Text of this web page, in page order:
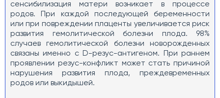
сенсибилизация матери возникает в процессе
родов. При каждой последующей беременности
или при повреждении плаценты увеличивается риск
развития гемолитической болезни плода. 98%
случаев гемолитической болезни новорожденных
связаны именно с D-резус-антигеном. При раннем
проявлении резус-конфликт может стать причиной
нарушения развития плода, преждевременных
родов или выкидышей.